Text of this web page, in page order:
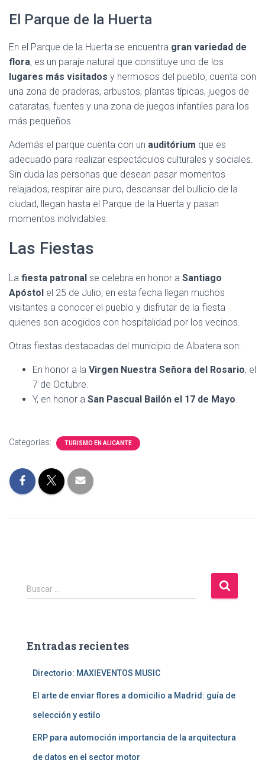
El Parque de la Huerta
En el Parque de la Huerta se encuentra gran variedad de
flora, es un paraje natural que constituye uno de los
lugares más visitados y hermosos del pueblo, cuenta con
una zona de praderas, arbustos, plantas típicas, juegos de
cataratas, fuentes y una zona de juegos infantiles para los
más pequeños.
Además el parque cuenta con un auditórium que es
adecuado para realizar espectáculos culturales y sociales.
Sin duda las personas que desean pasar momentos
relajados, respirar aire puro, descansar del bullicio de la
ciudad, llegan hasta el Parque de la Huerta y pasan
momentos inolvidables.
Las Fiestas
La fiesta patronal se celebra en honor a Santiago
Apóstol el 25 de Julio, en esta fecha llegan muchos
visitantes a conocer el pueblo y disfrutar de la fiesta
quienes son acogidos con hospitalidad por los vecinos.
Otras fiestas destacadas del municipio de Albatera son:
En honor a la Virgen Nuestra Señora del Rosario, el
7 de Octubre.
Y, en honor a San Pascual Bailón el 17 de Mayo.
Categorías: TURISMO EN ALICANTE
B
u
r
Buscar …
Entradas recientes
Directorio: MAXIEVENTOS MUSIC
El arte de enviar flores a domicilio a Madrid: guía de
selección y estilo
ERP para automoción importancia de la arquitectura
de datos en el sector motor